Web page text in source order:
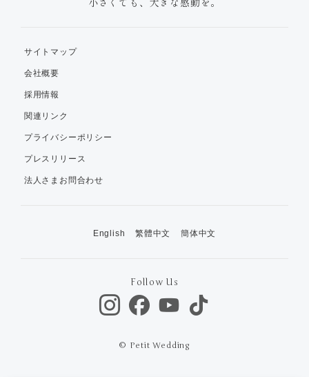
サイトマップ
会社概要
採用情報
関連リンク
プライバシーポリシー
プレスリリース
法人さまお問合わせ
English 繁體中文 簡体中文
Follow Us
© Petit Wedding